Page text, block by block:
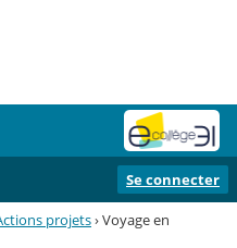
Se connecter
projets›Voyage en